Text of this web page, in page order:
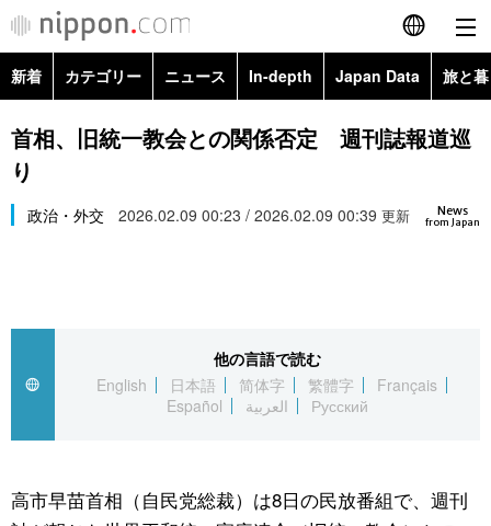
English
简体字
Русский
カテゴリー
経済・ビジネス
国際
トップ
アーカイブ
In-depth
Japan Data
新着 カテゴリー ニュース In-depth Japan Data 旅と
政治・外交
経済・ビジネス
スポーツ・東京2020
Topics
首相、旧統一教会との関係否定 週刊誌報道巡
り
News
from Japan
政治・外交 2026.02.09 00:23 / 2026.02.09 00:39 更新
他の言語で読む
English
日本語 简体字 繁體字
Français
Español
العربية Русский
高市早苗首相（自民党総裁）は8日の民放番組で、週刊